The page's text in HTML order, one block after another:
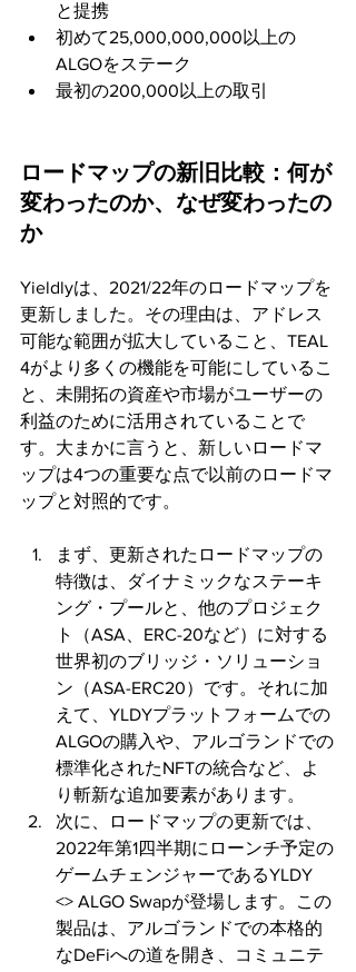
と提携
初めて25,000,000,000以上の
ALGOをステーク
最初の200,000以上の取引
ロードマップの新旧比較：何が
変わったのか、なぜ変わったの
か
Yieldlyは、2021/22年のロードマップを
更新しました。その理由は、アドレス
可能な範囲が拡大していること、TEAL
4がより多くの機能を可能にしているこ
と、未開拓の資産や市場がユーザーの
利益のために活用されていることで
す。大まかに言うと、新しいロードマ
ップは4つの重要な点で以前のロードマ
ップと対照的です。
まず、更新されたロードマップの
特徴は、ダイナミックなステーキ
ング・プールと、他のプロジェク
ト（ASA、ERC-20など）に対する
世界初のブリッジ・ソリューショ
ン（ASA-ERC20）です。それに加
えて、YLDYプラットフォームでの
ALGOの購入や、アルゴランドでの
標準化されたNFTの統合など、よ
り斬新な追加要素があります。
次に、ロードマップの更新では、
2022年第1四半期にローンチ予定の
ゲームチェンジャーであるYLDY
<> ALGO Swapが登場します。この
製品は、アルゴランドでの本格的
なDeFiへの道を開き、コミュニテ